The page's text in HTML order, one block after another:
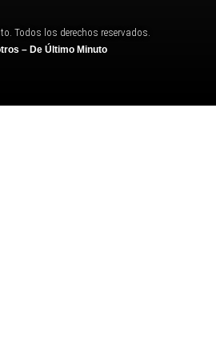
Todos los derechos reservados.
– De Último Minuto